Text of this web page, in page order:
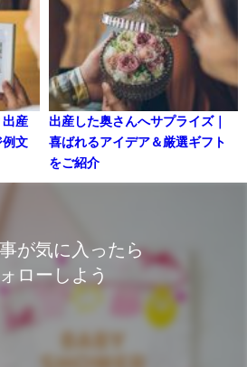
出産
例文
出産した奥さんへサプライズ｜
喜ばれるアイデア＆厳選ギフト
をご紹介
が気に入ったら
ローしよう